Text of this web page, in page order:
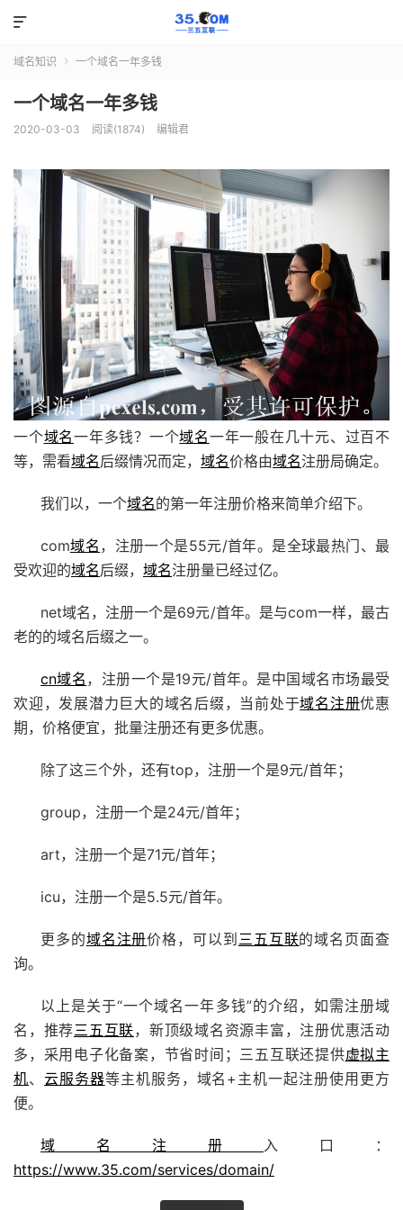

域名知识  一个域名一年多钱
一个域名一年多钱
2020-03-03 阅读(1874) 编辑君
一个域名一年多钱？一个域名一年一般在几十元、过百不
等，需看域名后缀情况而定， 域名价格由域名注册局确定。
我们以，一个域名的第一年注册价格来简单介绍下。
com域名 ，注册一个是55元/首年。是全球最热门、最
受欢迎的域名后缀， 域名注册量已经过亿。
net域名，注册一个是69元/首年。是与com一样，最古
老的的域名后缀之一。
cn域名 ，注册一个是19元/首年。是中国域名市场最受
欢迎，发展潜力巨大的域名后缀，当前处于域名注册优惠
期，价格便宜，批量注册还有更多优惠。
除了这三个外，还有top，注册一个是9元/首年；
group，注册一个是24元/首年；
art，注册一个是71元/首年；
icu，注册一个是5.5元/首年。
更多的域名注册价格，可以到 三五互联的域名页面查
询。
以上是关于“一个域名一年多钱”的介绍，如需注册域
名，推荐三五互联，新顶级域名资源丰富，注册优惠活动
多，采用电子化备案，节省时间；三五互联还提供虚拟主
机、 云服务器等主机服务，域名+主机一起注册使用更方
便。
域名注册
入口：
https://www.35.com/services/domain/